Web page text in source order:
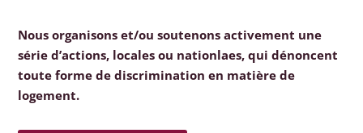
Nous organisons et/ou soutenons activement une
série d’actions, locales ou nationlaes, qui dénoncent
toute forme de discrimination en matière de
logement.